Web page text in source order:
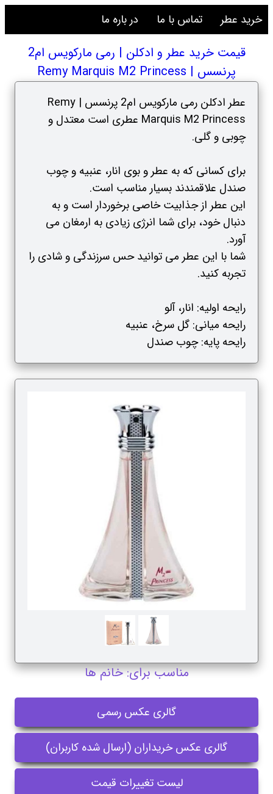
خرید عطر تماس با ما در باره ما
قیمت خرید عطر و ادکلن | رمی مارکویس ام2
پرنسس | Remy Marquis M2 Princess
عطر ادکلن رمی مارکویس ام2 پرنسس | Remy
Marquis M2 Princess عطری است معتدل و
چوبی و گلی.
برای کسانی که به عطر و بوی انار، عنبیه و چوب
صندل علاقمندند بسیار مناسب است.
این عطر از جذابیت خاصی برخوردار است و به
دنبال خود، برای شما انرژی زیادی به ارمغان می
آورد.
شما با این عطر می توانید حس سرزندگی و شادی را
تجربه کنید.
رایحه اولیه: انار، آلو
رایحه میانی: گل سرخ، عنبیه
رایحه پایه: چوب صندل
مناسب برای: خانم ها
گالری عکس رسمی
گالری عکس خریداران (ارسال شده کاربران)
لیست تغییرات قیمت